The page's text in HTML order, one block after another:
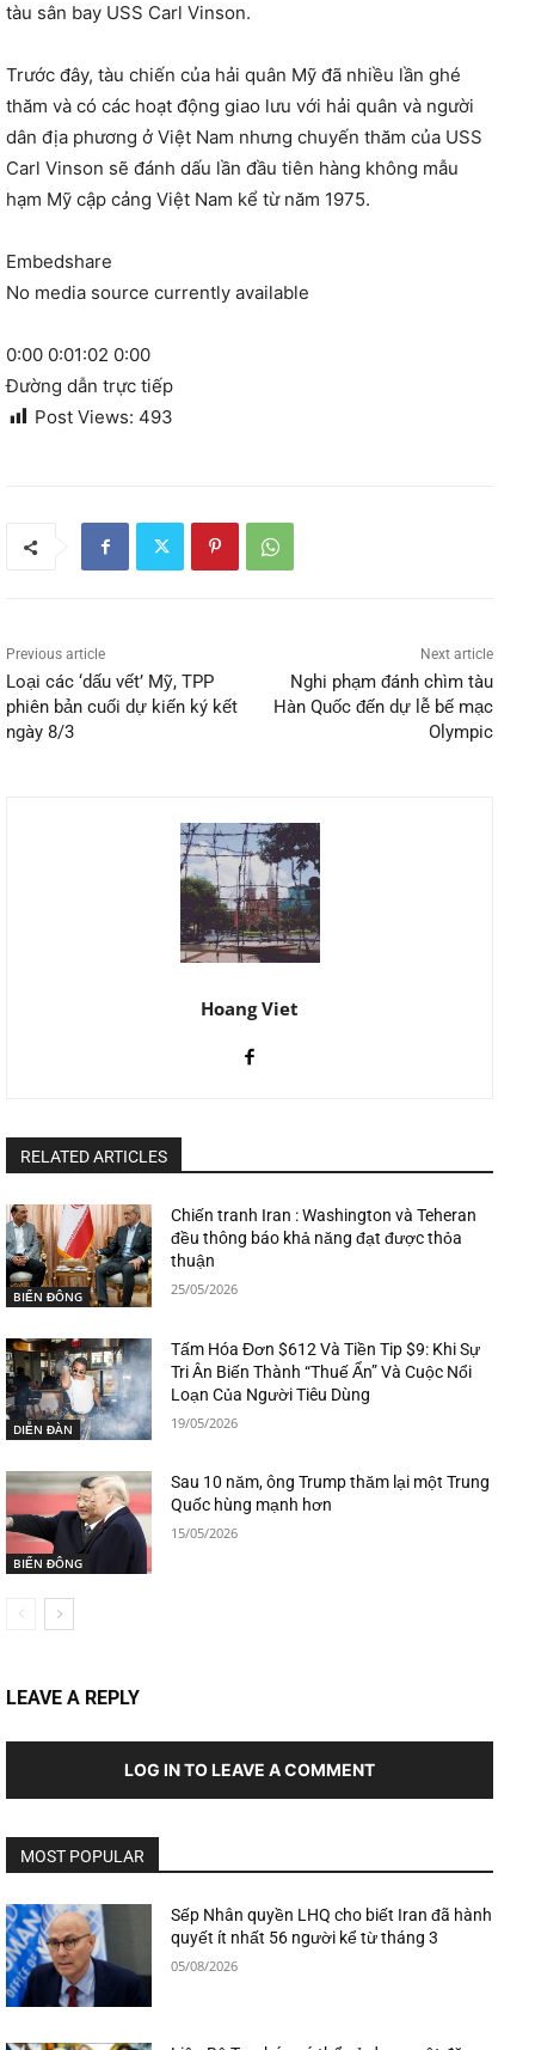
tàu sân bay USS Carl Vinson.
Trước đây, tàu chiến của hải quân Mỹ đã nhiều lần ghé
thăm và có các hoạt động giao lưu với hải quân và người
dân địa phương ở Việt Nam nhưng chuyến thăm của USS
Carl Vinson sẽ đánh dấu lần đầu tiên hàng không mẫu
hạm Mỹ cập cảng Việt Nam kể từ năm 1975.
Embedshare
No media source currently available
0:00 0:01:02 0:00
Đường dẫn trực tiếp
Post Views: 493
Previous article
Loại các ‘dấu vết’ Mỹ, TPP
phiên bản cuối dự kiến ký kết
ngày 8/3
Next article
Nghi phạm đánh chìm tàu
Hàn Quốc đến dự lễ bế mạc
Olympic
Hoang Viet
RELATED ARTICLES
BIỂN ĐÔNG
Chiến tranh Iran : Washington và Teheran
đều thông báo khả năng đạt được thỏa
thuận
25/05/2026
DIỄN ĐÀN
Tấm Hóa Đơn $612 Và Tiền Tip $9: Khi Sự
Tri Ân Biến Thành “Thuế Ẩn” Và Cuộc Nổi
Loạn Của Người Tiêu Dùng
19/05/2026
BIỂN ĐÔNG
Sau 10 năm, ông Trump thăm lại một Trung
Quốc hùng mạnh hơn
15/05/2026
LEAVE A REPLY
LOG IN TO LEAVE A COMMENT
MOST POPULAR
Sếp Nhân quyền LHQ cho biết Iran đã hành
quyết ít nhất 56 người kể từ tháng 3
05/08/2026